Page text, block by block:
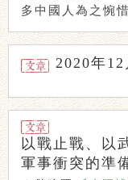
2020年12
以戰止戰、以
軍事衝突的準